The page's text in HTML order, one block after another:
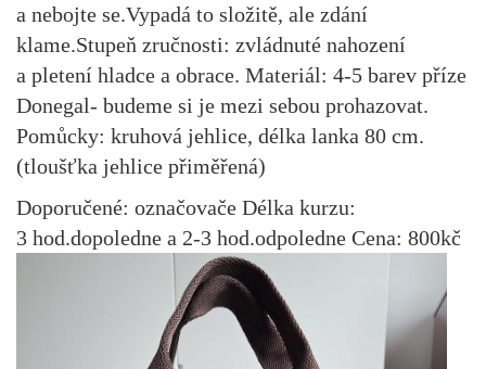
a nebojte se.Vypadá to složitě, ale zdání
klame.Stupeň zručnosti: zvládnuté nahození
a pletení hladce a obrace. Materiál: 4-5 barev příze
Donegal- budeme si je mezi sebou prohazovat.
Pomůcky: kruhová jehlice, délka lanka 80 cm.
(tloušťka jehlice přiměřená)
Doporučené: označovače Délka kurzu:
3 hod.dopoledne a 2-3 hod.odpoledne Cena: 800kč